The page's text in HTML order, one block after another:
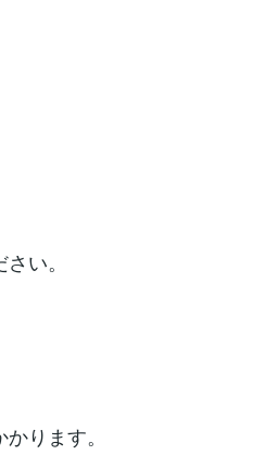
い。
ります。